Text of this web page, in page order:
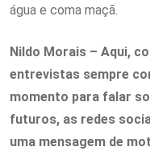
água e coma maçã.
Nildo Morais – Aqui,
entrevistas sempre
momento para falar
futuros, as redes
uma mensagem de